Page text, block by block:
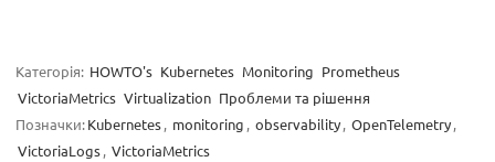
Категорія: HOWTO's Kubernetes Monitoring Prometheus
VictoriaMetrics Virtualization Проблеми та рішення
Позначки:Kubernetes, monitoring , observability, OpenTelemetry,
VictoriaLogs, VictoriaMetrics